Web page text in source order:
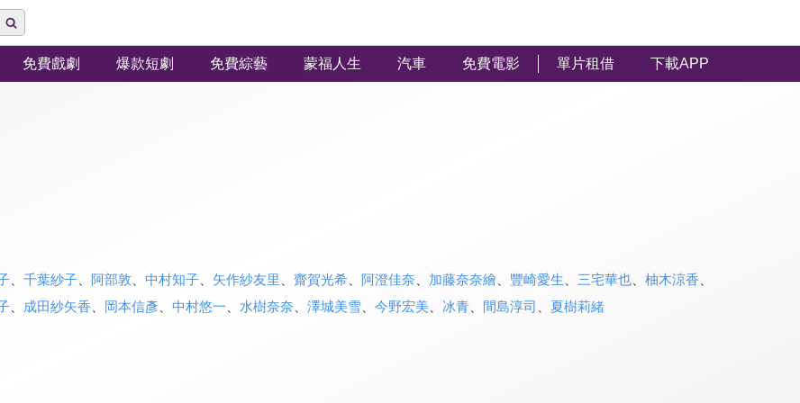
免費戲劇 爆款短劇 免費綜藝 蒙福人生 汽車 免費電影 單片租借 下載APP
、 千葉紗子、 阿部敦 中村知子、 矢作紗友里 齋賀光希、 阿澄佳奈 加藤奈奈繪 豐崎愛生 三宅華也、 柚木涼香
、 成田紗矢香 岡本信彥、 中村悠一 水樹奈奈 澤城美雪 今野宏美 冰青、 間島淳司 夏樹莉緒